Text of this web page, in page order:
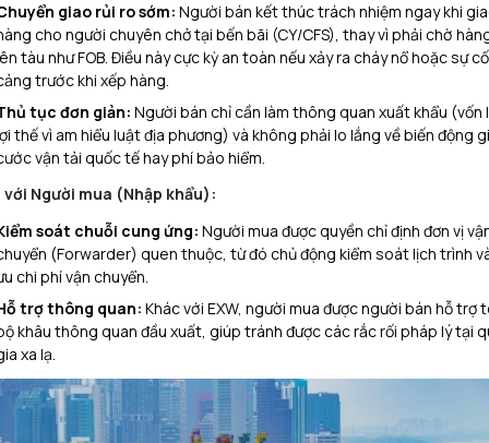
giao rủi ro sớm: Người bán kết thúc trách nhiệm ngay khi
cho người chuyên chở tại bến bãi (CY/CFS), thay vì phải chờ
tàu như FOB. Điều này cực kỳ an toàn nếu xảy ra cháy nổ hoặc sự
trước khi xếp hàng.
tục đơn giản: Người bán chỉ cần làm thông quan xuất khẩu (vốn
thế vì am hiểu luật địa phương) và không phải lo lắng về biến động
vận tải quốc tế hay phí bảo hiểm.
Người mua (Nhập khẩu):
soát chuỗi cung ứng: Người mua được quyền chỉ định đơn vị
(Forwarder) quen thuộc, từ đó chủ động kiểm soát lịch trình
chi phí vận chuyển.
trợ thông quan: Khác với EXW, người mua được người bán hỗ trợ
khâu thông quan đầu xuất, giúp tránh được các rắc rối pháp lý tại
xa lạ.